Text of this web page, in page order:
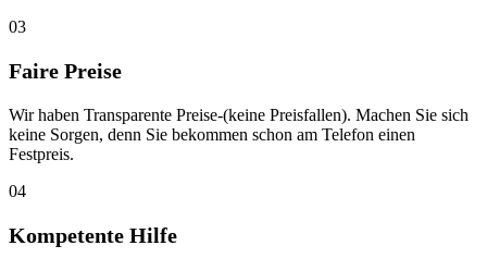
03
Faire Preise
Wir haben Transparente Preise-(keine Preisfallen). Machen Sie sich
keine Sorgen, denn Sie bekommen schon am Telefon einen
Festpreis.
04
Kompetente Hilfe